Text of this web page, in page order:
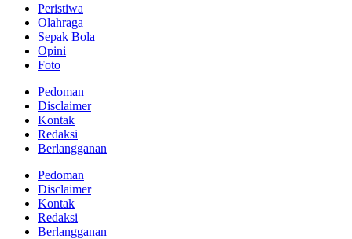
Peristiwa
Olahraga
Sepak Bola
Opini
Foto
Pedoman
Disclaimer
Kontak
Redaksi
Berlangganan
Pedoman
Disclaimer
Kontak
Redaksi
Berlangganan